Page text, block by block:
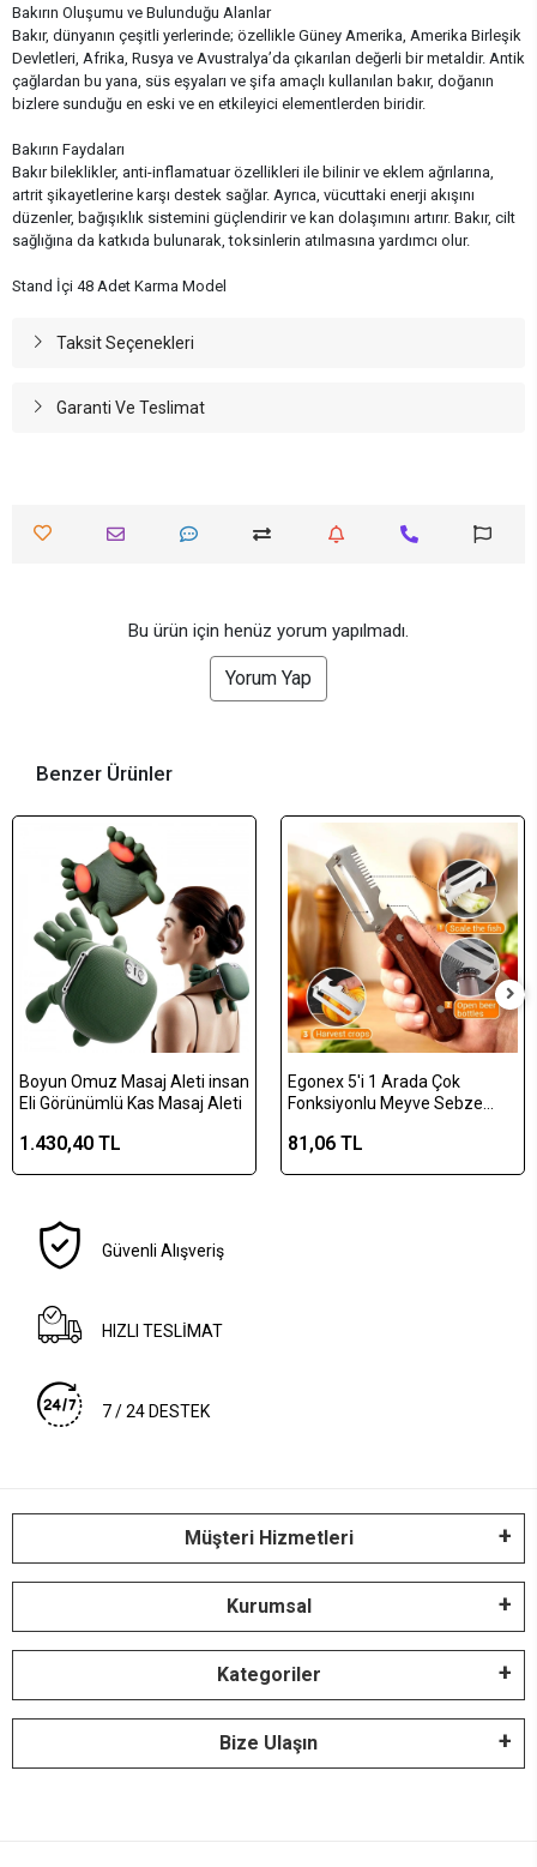
Bakırın Oluşumu ve Bulunduğu Alanlar
Bakır, dünyanın çeşitli yerlerinde; özellikle Güney Amerika, Amerika Birleşik
Devletleri, Afrika, Rusya ve Avustralya’da çıkarılan değerli bir metaldir. Antik
çağlardan bu yana, süs eşyaları ve şifa amaçlı kullanılan bakır, doğanın
bizlere sunduğu en eski ve en etkileyici elementlerden biridir.
Bakırın Faydaları
Bakır bileklikler, anti-inflamatuar özellikleri ile bilinir ve eklem ağrılarına,
artrit şikayetlerine karşı destek sağlar. Ayrıca, vücuttaki enerji akışını
düzenler, bağışıklık sistemini güçlendirir ve kan dolaşımını artırır. Bakır, cilt
sağlığına da katkıda bulunarak, toksinlerin atılmasına yardımcı olur.
Stand İçi 48 Adet Karma Model
Taksit Seçenekleri
Garanti Ve Teslimat
Bu ürün için henüz yorum yapılmadı.
Yorum Yap
Benzer Ürünler
Boyun Omuz Masaj Aleti insan
Eli Görünümlü Kas Masaj Aleti
1.430,40 TL
Egonex 5'i 1 Arada Çok
Fonksiyonlu Meyve Sebze
Şişe Açacağı – Ahşap Saplı
81,06 TL
Güvenli Alışveriş
HIZLI TESLİMAT
7 / 24 DESTEK
Müşteri Hizmetleri
Kurumsal
Kategoriler
Bize Ulaşın